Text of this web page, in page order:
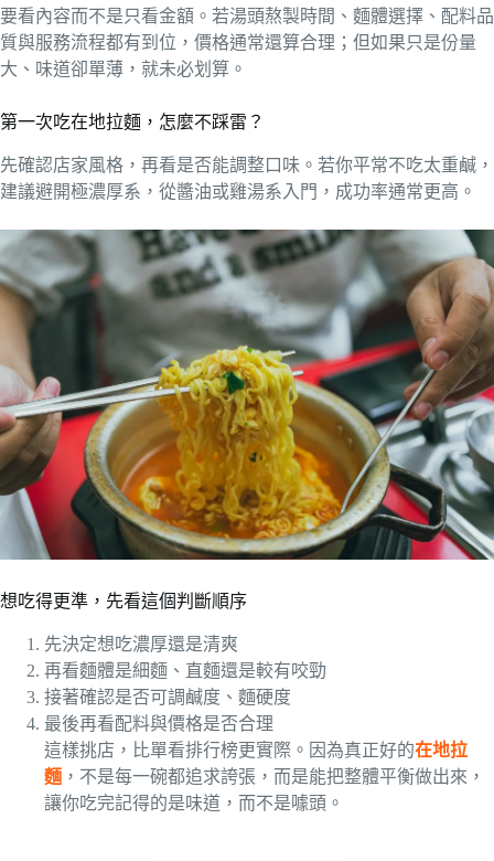
要看內容而不是只看金額。若湯頭熬製時間、麵體選擇、配料品
質與服務流程都有到位，價格通常還算合理；但如果只是份量
大、味道卻單薄，就未必划算。
第一次吃在地拉麵，怎麼不踩雷？
先確認店家風格，再看是否能調整口味。若你平常不吃太重鹹，
建議避開極濃厚系，從醬油或雞湯系入門，成功率通常更高。
想吃得更準，先看這個判斷順序
先決定想吃濃厚還是清爽
再看麵體是細麵、直麵還是較有咬勁
接著確認是否可調鹹度、麵硬度
最後再看配料與價格是否合理
這樣挑店，比單看排行榜更實際。因為真正好的在地拉
麵 ，不是每一碗都追求誇張，而是能把整體平衡做出來，
讓你吃完記得的是味道，而不是噱頭。